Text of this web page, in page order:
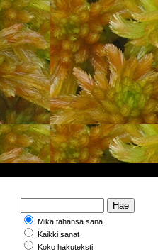
Mikä tahansa sana
Kaikki sanat
Koko hakuteksti